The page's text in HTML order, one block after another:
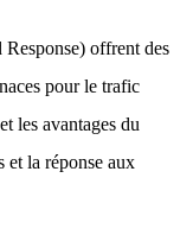
offrent des
pour le trafic
les avantages du
et la réponse aux